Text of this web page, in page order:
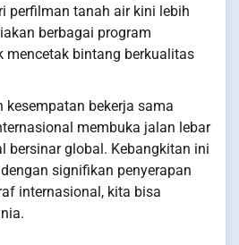
perfilman tanah air kini lebih
berbagai program
mencetak bintang berkualitas
bekerja sama
membuka jalan lebar
bersinar global. Kebangkitan ini
signifikan penyerapan
internasional, kita bisa